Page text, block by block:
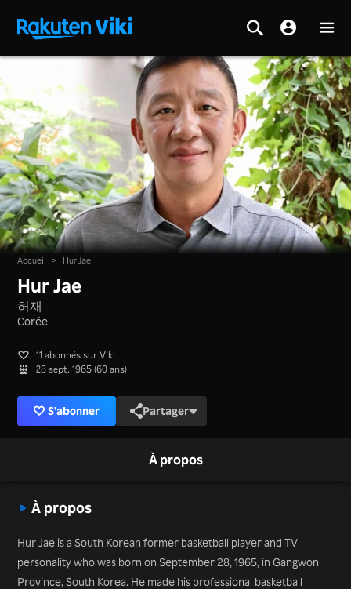
Accueil > Hur Jae
Hur Jae
허재
Corée
11 abonnés sur Viki
28 sept. 1965 (60 ans)
S'abonner Partager
À propos
À propos
Hur Jae is a South Korean former basketball player and TV
personality who was born on September 28, 1965, in Gangwon
Province, South Korea. He made his professional basketball